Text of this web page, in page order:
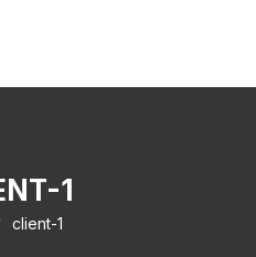
1
client-1